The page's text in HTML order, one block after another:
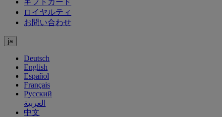
ギフトカード
ロイヤルティ
お問い合わせ
ja
Deutsch
English
Español
Français
Русский
العربية
中文